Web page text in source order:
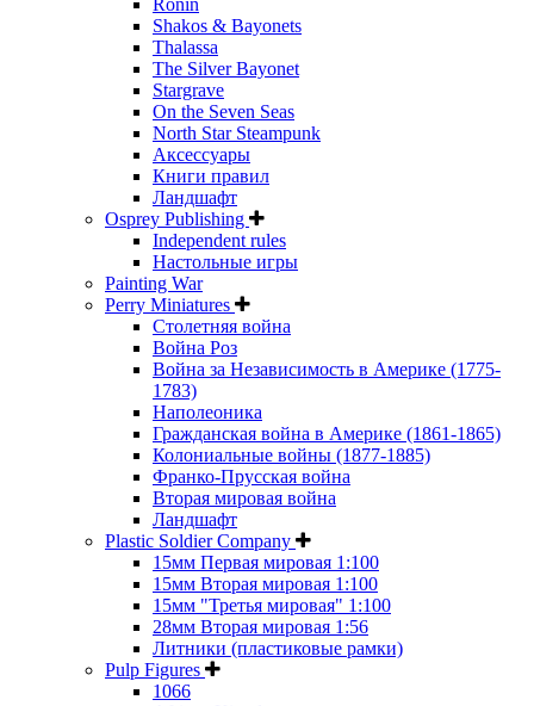
Ronin
Shakos & Bayonets
Thalassa
The Silver Bayonet
Stargrave
On the Seven Seas
North Star Steampunk
Аксессуары
Книги правил
Ландшафт
Osprey Publishing
Independent rules
Настольные игры
Painting War
Perry Miniatures
Столетняя война
Война Роз
Война за Независимость в Америке (1775-
1783)
Наполеоника
Гражданская война в Америке (1861-1865)
Колониальные войны (1877-1885)
Франко-Прусская война
Вторая мировая война
Ландшафт
Plastic Soldier Company
15мм Первая мировая 1:100
15мм Вторая мировая 1:100
15мм "Третья мировая" 1:100
28мм Вторая мировая 1:56
Литники (пластиковые рамки)
Pulp Figures
1066